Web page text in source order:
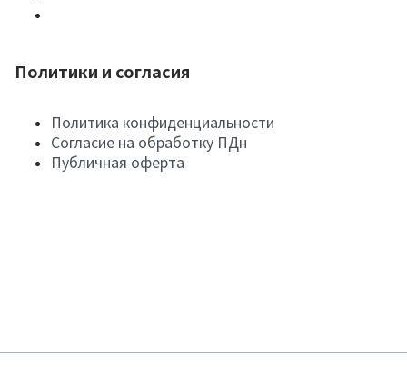
Политики и согласия
Политика конфиденциальности
Согласие на обработку ПДн
Публичная оферта